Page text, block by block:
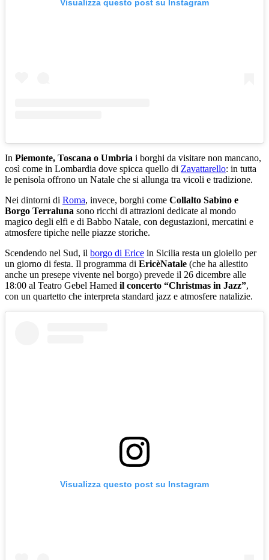
Visualizza questo post su Instagram
In Piemonte, Toscana o Umbria i borghi da visitare non mancano,
così come in Lombardia dove spicca quello di Zavattarello: in tutta
le penisola offrono un Natale che si allunga tra vicoli e tradizione.
Nei dintorni di Roma, invece, borghi come Collalto Sabino e
Borgo Terraluna sono ricchi di attrazioni dedicate al mondo
magico degli elfi e di Babbo Natale, con degustazioni, mercatini e
atmosfere tipiche nelle piazze storiche.
Scendendo nel Sud, il borgo di Erice in Sicilia resta un gioiello per
un giorno di festa. Il programma di EricèNatale (che ha allestito
anche un presepe vivente nel borgo) prevede il 26 dicembre alle
18:00 al Teatro Gebel Hamed il concerto “Christmas in Jazz”,
con un quartetto che interpreta standard jazz e atmosfere natalizie.
Visualizza questo post su Instagram